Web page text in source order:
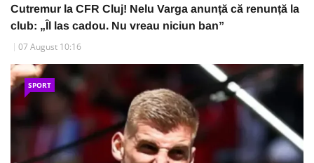
Cutremur la CFR Cluj! Nelu Varga anunță că renunță la
club: „Îl las cadou. Nu vreau niciun ban”
07 August 10:16
SPORT